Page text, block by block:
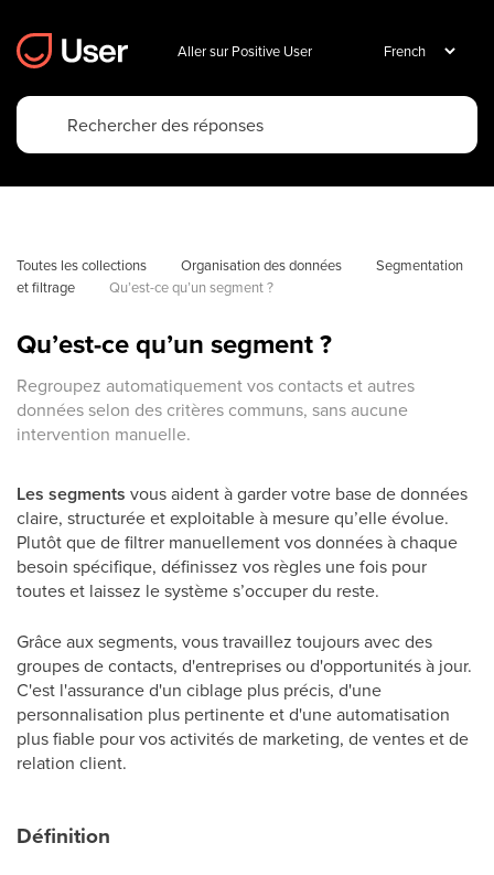
Aller sur Positive User
Toutes les collections Organisation des données
Segmentation
et filtrage
Qu’est-ce qu’un segment ?
Qu’est-ce qu’un segment ?
Regroupez automatiquement vos contacts et autres
données selon des critères communs, sans aucune
intervention manuelle.
Les segments vous aident à garder votre base de données
claire, structurée et exploitable à mesure qu’elle évolue.
Plutôt que de filtrer manuellement vos données à chaque
besoin spécifique, définissez vos règles une fois pour
toutes et laissez le système s’occuper du reste.
Grâce aux segments, vous travaillez toujours avec des
groupes de contacts, d'entreprises ou d'opportunités à jour.
C'est l'assurance d'un ciblage plus précis, d'une
personnalisation plus pertinente et d'une automatisation
plus fiable pour vos activités de marketing, de ventes et de
relation client.
Définition